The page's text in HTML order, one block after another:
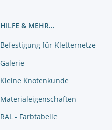
HILFE & MEHR...
Befestigung für Kletternetze
Galerie
Kleine Knotenkunde
Materialeigenschaften
RAL - Farbtabelle